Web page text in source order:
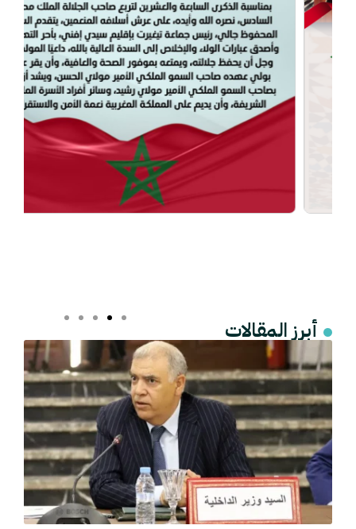
أبرز المقالات